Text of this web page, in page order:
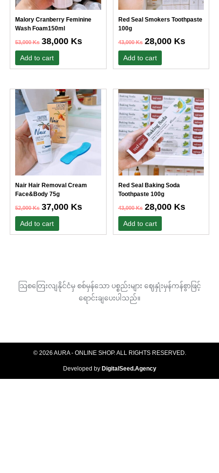
Malory Cranberry Feminine
Wash Foam150ml
53,000Ks 38,000 Ks
Add to cart
Red Seal Smokers Toothpaste
100g
43,000Ks 28,000 Ks
Add to cart
Nair Hair Removal Cream
Face&Body 75g
52,000Ks
Original
price
was:
52,000 Ks.
37,000 Ks
Current
price
is:
37,000 Ks.
Add to cart
Red Seal Baking Soda
Toothpaste 100g
43,000Ks
Original
price
was:
43,000 Ks.
28,000 Ks
price
is:
28,000 Ks.
Add to cart
သြစတြေးလျနိုင်ငံမှ စစ်မှန်သော ပစ္စည်းများ ဈေနှုံးမှန်ကန်စွာဖြင့်
ရောင်းချပေးပါသည်။
© 2026 AURA - ONLINE SHOP. ALL RIGHTS RESERVED​.
Developed by DigitalSeed.Agency